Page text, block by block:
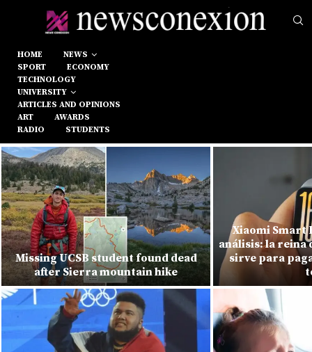
HOME
NEWS
SPORT
ECONOMY
TECHNOLOGY
UNIVERSITY
ARTICLES AND OPINIONS
ART
AWARDS
RADIO
STUDENTS
Missing UCSB student found dead
after Sierra mountain hike
Xiaomi Smart
análisis: la reina
sirve para